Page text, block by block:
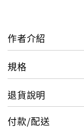
漫邂逅和醉人的愛
熱想像和情慾的猖
地呢喃著寂寞孤獨
力量，最終回復
雋永絕美詩作，彷
書中30首中英對照
烈風格，將所有的
作者介紹
規格
退貨說明
付款/配送